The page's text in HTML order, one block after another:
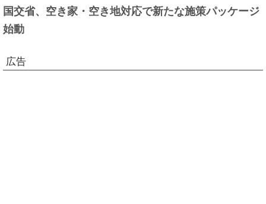
国交省、空き家・空き地対応で新たな施策パッケージ
始動
広告